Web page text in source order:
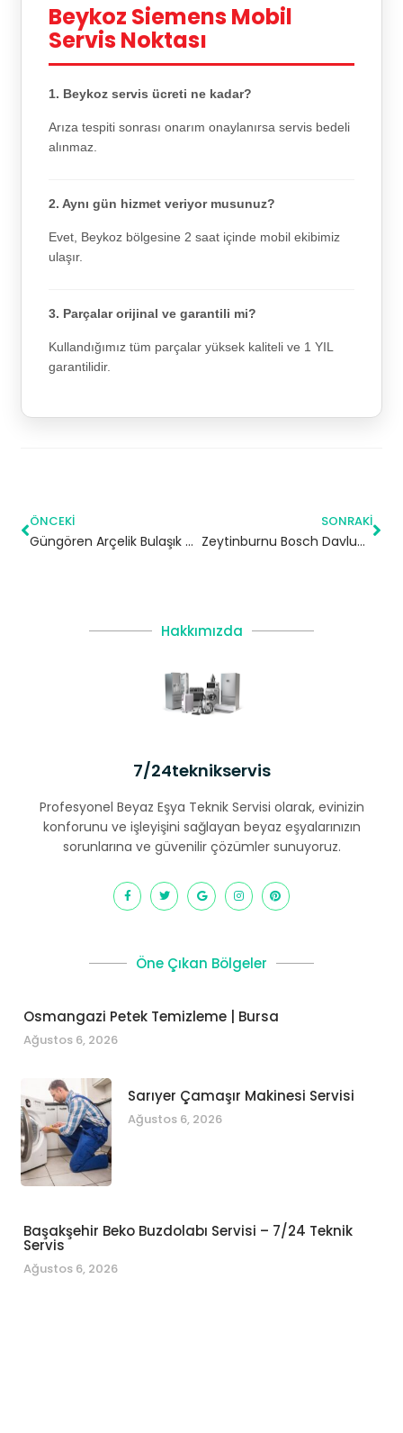
Beykoz Siemens Mobil
Servis Noktası
1. Beykoz servis ücreti ne kadar?
Arıza tespiti sonrası onarım onaylanırsa servis bedeli
alınmaz.
2. Aynı gün hizmet veriyor musunuz?
Evet, Beykoz bölgesine 2 saat içinde mobil ekibimiz
ulaşır.
3. Parçalar orijinal ve garantili mi?
Kullandığımız tüm parçalar yüksek kaliteli ve 1 YIL
garantilidir.
ÖNCEKI
Güngören Arçelik Bulaşık Makinesi Servisi
SONRAKI
Zeytinburnu Bosch Davlumbaz Servisi
Hakkımızda
7/24teknikservis
Profesyonel Beyaz Eşya Teknik Servisi olarak, evinizin
konforunu ve işleyişini sağlayan beyaz eşyalarınızın
sorunlarına ve güvenilir çözümler sunuyoruz.
Öne Çıkan Bölgeler
Osmangazi Petek Temizleme | Bursa
Ağustos 6, 2026
Sarıyer Çamaşır Makinesi Servisi
Ağustos 6, 2026
Başakşehir Beko Buzdolabı Servisi – 7/24 Teknik
Servis
Ağustos 6, 2026